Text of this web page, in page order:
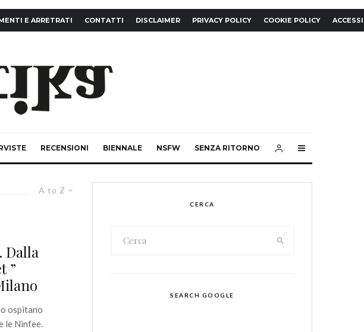
E ARRETRATI CONTATTI DISCLAIMER PRIVACY POLICY COOKIE POLICY
RECENSIONI BIENNALE NSFW SENZA RITORNO
A to Z
Dalla
”
ospitano
le Ninfee.
CERCA
SEARCH GOOGLE